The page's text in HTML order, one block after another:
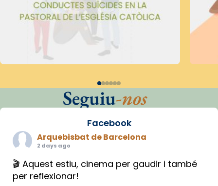
Seguiu-nos
Facebook
Arquebisbat de Barcelona
2 days ago
🎬 Aquest estiu, cinema per gaudir i també
per reflexionar!